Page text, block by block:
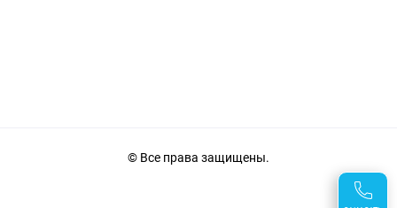
© Все права защищены.